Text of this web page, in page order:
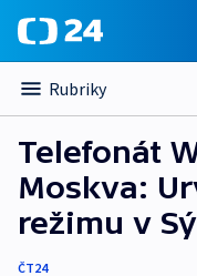
Rubriky
Telefonát
Moskva:
režimu v
ČT24